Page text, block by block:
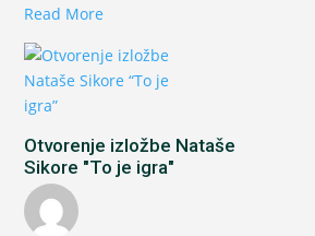
Read More
Otvorenje izložbe Nataše
Sikore "To je igra"